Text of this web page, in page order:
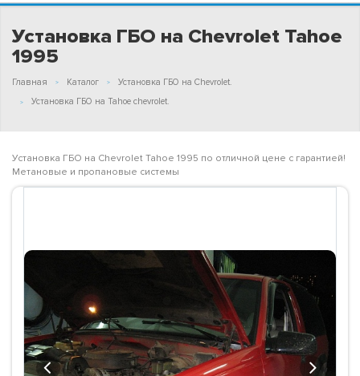
Установка ГБО на Chevrolet Tahoe
1995
Главная Каталог
Установка ГБО на Chevrolet.
Установка ГБО на Tahoe chevrolet.
Установка ГБО на Chevrolet Tahoe 1995 по отличной цене с гарантией!
Метановые и пропановые системы
Previous Next